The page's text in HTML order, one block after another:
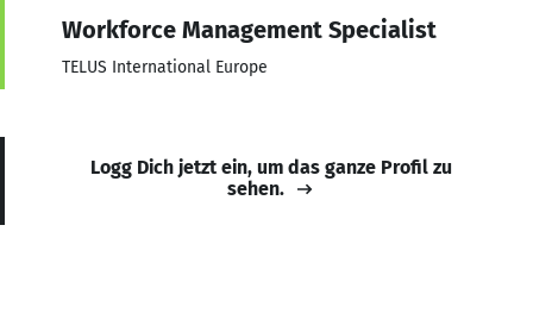
Workforce Management Specialist
TELUS International Europe
Logg Dich jetzt ein, um das ganze Profil zu
sehen.